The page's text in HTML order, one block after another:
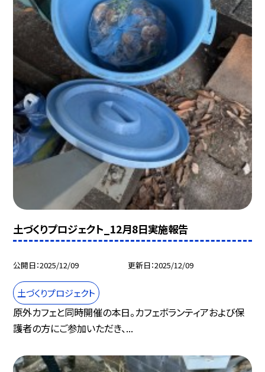
土づくりプロジェクト_12月8日実施報告
公開日 2025/12/09 更新日 2025/12/09
土づくりプロジェクト
原外カフェと同時開催の本日。カフェボランティアおよび保
護者の方にご参加いただき、...